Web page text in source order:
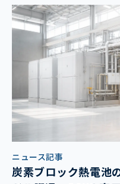
ニュース記事
炭素ブロック熱電